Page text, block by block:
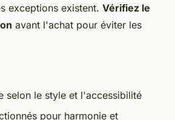
exceptions existent. Vérifiez le
avant l'achat pour éviter les
selon le style et l'accessibilité
pour harmonie et